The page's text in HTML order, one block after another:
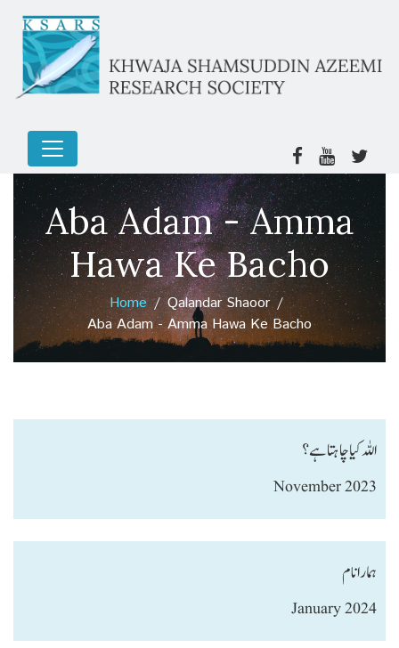
Aba Adam - Amma
Hawa Ke Bacho
Home
Qalandar Shaoor
Aba Adam - Amma Hawa Ke Bacho
اللہ کیا چاہتا ہے؟
November 2023
ہمارا نام
January 2024